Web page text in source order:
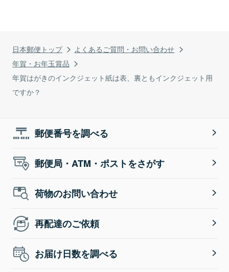
日本郵便トップ
よくあるご質問・お問い合わせ
年賀・お年玉賞品
年賀はがきのインクジェット紙は表、裏ともインクジェット用
ですか？
郵便番号を調べる
郵便局・ATM・ポストをさがす
荷物のお問い合わせ
再配達のご依頼
お届け日数を調べる